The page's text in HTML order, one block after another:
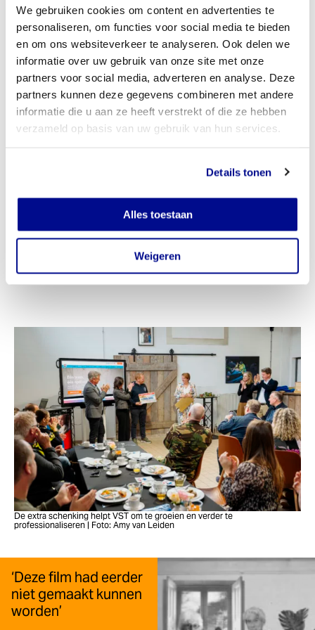
We gebruiken cookies om content en advertenties te
personaliseren, om functies voor social media te bieden
en om ons websiteverkeer te analyseren. Ook delen we
informatie over uw gebruik van onze site met onze
partners voor social media, adverteren en analyse. Deze
partners kunnen deze gegevens combineren met andere
informatie die u aan ze heeft verstrekt of die ze hebben
verzameld op basis van uw gebruik van hun services.
Details tonen
Alles toestaan
Weigeren
Veteranen Search Team ontvangt cheque van € 500.000,- | Foto: Amy van
De extra schenking helpt VST om te groeien en verder te
professionaliseren | Foto: Amy van Leiden
‘Deze film had eerder
niet gemaakt kunnen
worden’